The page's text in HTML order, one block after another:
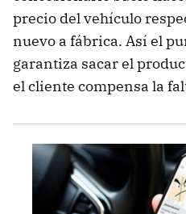
precio del vehículo
nuevo a fábrica. Así el
garantiza sacar el
el cliente compensa la